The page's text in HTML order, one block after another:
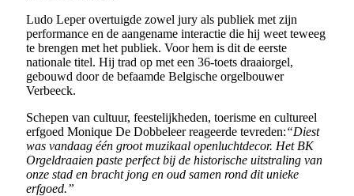
Ludo Leper overtuigde zowel jury als publiek met zijn
performance en de aangename interactie die hij weet teweeg
te brengen met het publiek. Voor hem is dit de eerste
nationale titel. Hij trad op met een 36-toets draaiorgel,
gebouwd door de befaamde Belgische orgelbouwer
Verbeeck.
Schepen van cultuur, feestelijkheden, toerisme en cultureel
erfgoed Monique De Dobbeleer reageerde tevreden:“Diest
was vandaag één groot muzikaal openluchtdecor. Het BK
Orgeldraaien paste perfect bij de historische uitstraling van
onze stad en bracht jong en oud samen rond dit unieke
erfgoed.”